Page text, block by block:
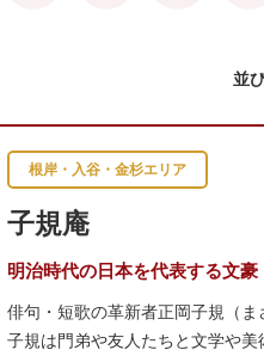
並
根岸・入谷・金杉エリア
子規庵
明治時代の日本を代表する文
俳句・短歌の革新者正岡子規（
子規は門弟や友人たちと文学や